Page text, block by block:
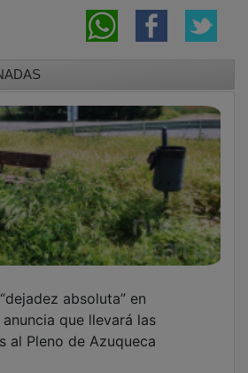
que llevará las
al Pleno de Azuqueca